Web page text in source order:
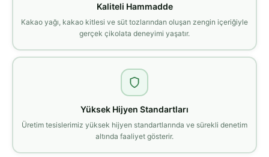
Kaliteli Hammadde
Kakao yağı, kakao kitlesi ve süt tozlarından oluşan zengin içeriğiyle
gerçek çikolata deneyimi yaşatır.
Yüksek Hijyen Standartları
Üretim tesislerimiz yüksek hijyen standartlarında ve sürekli denetim
altında faaliyet gösterir.